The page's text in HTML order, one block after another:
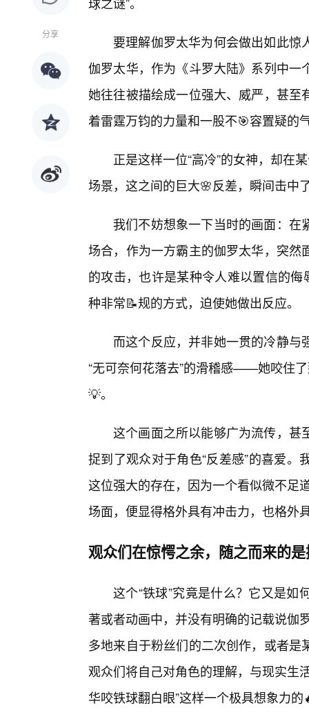
分享
要理解伽罗太华为何会做出如此
伽罗太华，作为《斗罗大陆》系列中
她往往被描绘成一位强大、威严，甚
着雷霆万钧的力量和一股不🎯容置疑的
正是这样一位“高冷”的女神，却在
场景，这之间的巨大🌸反差，瞬间击中
我们不妨想象一下当时的画面：
场合，作为一方霸主的伽罗太华，突
的攻击，也许是某种令人难以置信的
种非常📝规的方式，迫使她做出反应。
而这个反应，并非她一贯的冷静
“无可奈何花落去”的滑稽感——她咬住
💡。
这个画面之所以能够广为流传，甚
捉到了观众对于角色“反差感”的喜爱
这位强大的存在，因为一个看似微不足
场面，便显得格外具有冲击力，也格外
观众们在惊愕之余，随之而来的
这个“铁球”究竟是什么？它又是
著或者动画中，并没有明确的记载说伽
多地来自于粉丝们的二次创作，或者
观众们将自己对角色的理解，与现实生
华咬铁球翻白眼”这样一个极具想象力的